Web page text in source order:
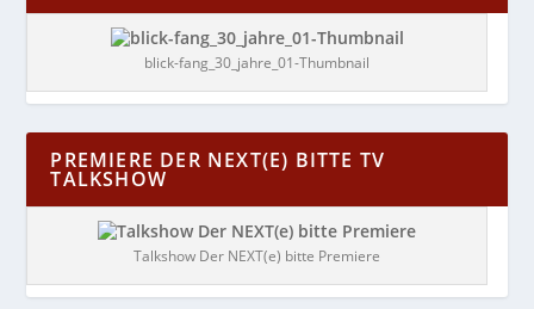
blick-fang_30_jahre_01-Thumbnail
PREMIERE DER NEXT(E) BITTE TV
TALKSHOW
Talkshow Der NEXT(e) bitte Premiere